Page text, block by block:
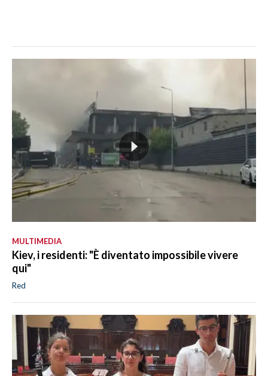
MULTIMEDIA
Kiev, i residenti: "È diventato impossibile vivere
qui"
Red